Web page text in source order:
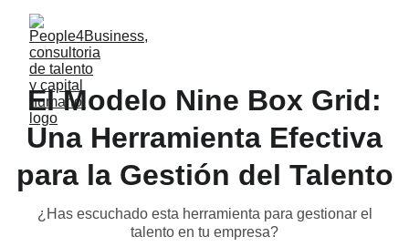
El Modelo Nine Box Grid:
Una Herramienta Efectiva
para la Gestión del Talento
¿Has escuchado esta herramienta para gestionar el
talento en tu empresa?